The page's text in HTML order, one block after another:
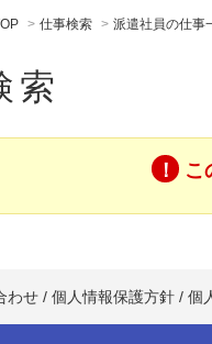
仕事検索 派遣社員の仕事
索
こ
わせ/ 個人情報保護方針/ 個